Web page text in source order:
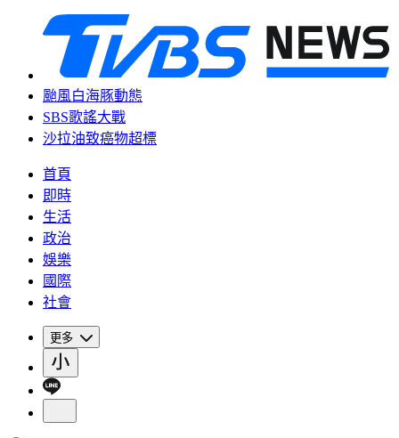
颱風白海豚動態
SBS歌謠大戰
沙拉油致癌物超標
首頁
即時
生活
政治
娛樂
國際
社會
更多